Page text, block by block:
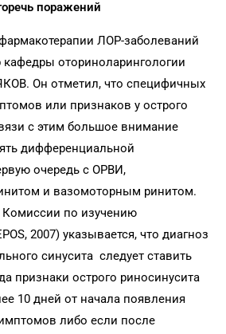
поражений
ЛОР-заболеваний
оториноларингологии
Он отметил, что специфичных
или признаков у острого
с этим большое внимание
дифференциальной
очередь с ОРВИ,
и вазомоторным ринитом.
Комиссии по изучению
2007) указывается, что диагноз
синусита следует ставить
признаки острого риносинусита
10 дней от начала появления
либо если после